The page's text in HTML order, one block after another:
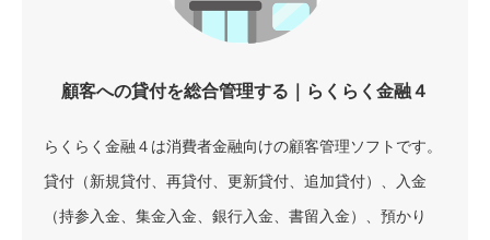
顧客への貸付を総合管理する｜らくらく金融４
らくらく金融４は消費者金融向けの顧客管理ソフトです。
貸付（新規貸付、再貸付、更新貸付、追加貸付）、入金
（持参入金、集金入金、銀行入金、書留入金）、預かり